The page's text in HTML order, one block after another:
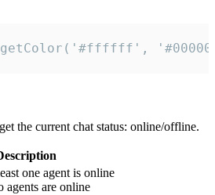
the current chat status: online/offline.
one agent is online
agents are online